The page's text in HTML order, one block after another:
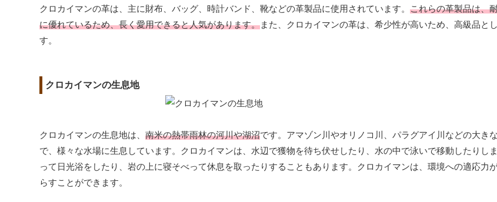
クロカイマンの革は、主に財布、バッグ、時計バンド、靴などの革製品に使用されています。 これらの革製品は、
に優れているため、長く愛用できると人気があります。また、クロカイマンの革は、希少性が高いため、高級品と
す。
クロカイマンの生息地
クロカイマンの生息地は、 南米の熱帯雨林の河川や湖沼です。アマゾン川やオリノコ川、パラグアイ川などの大き
で、様々な水場に生息しています。クロカイマンは、水辺で獲物を待ち伏せしたり、水の中で泳いで移動したりし
って日光浴をしたり、岩の上に寝そべって休息を取ったりすることもあります。クロカイマンは、環境への適応力
らすことができます。